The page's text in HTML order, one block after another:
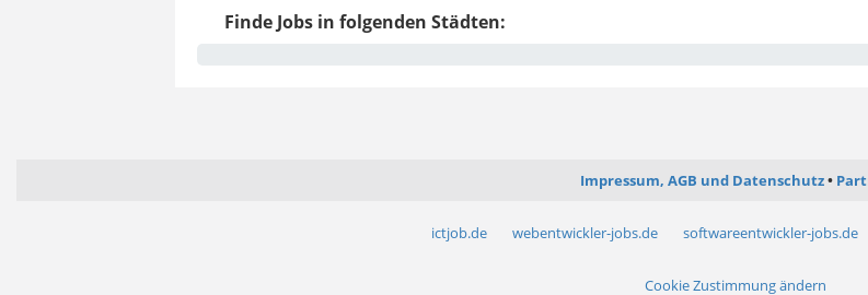
Finde Jobs in folgenden Städten:
Impressum, AGB und Datenschutz
ictjob.de webentwickler-jobs.de softwareentwickler-jobs.de
Cookie Zustimmung ändern